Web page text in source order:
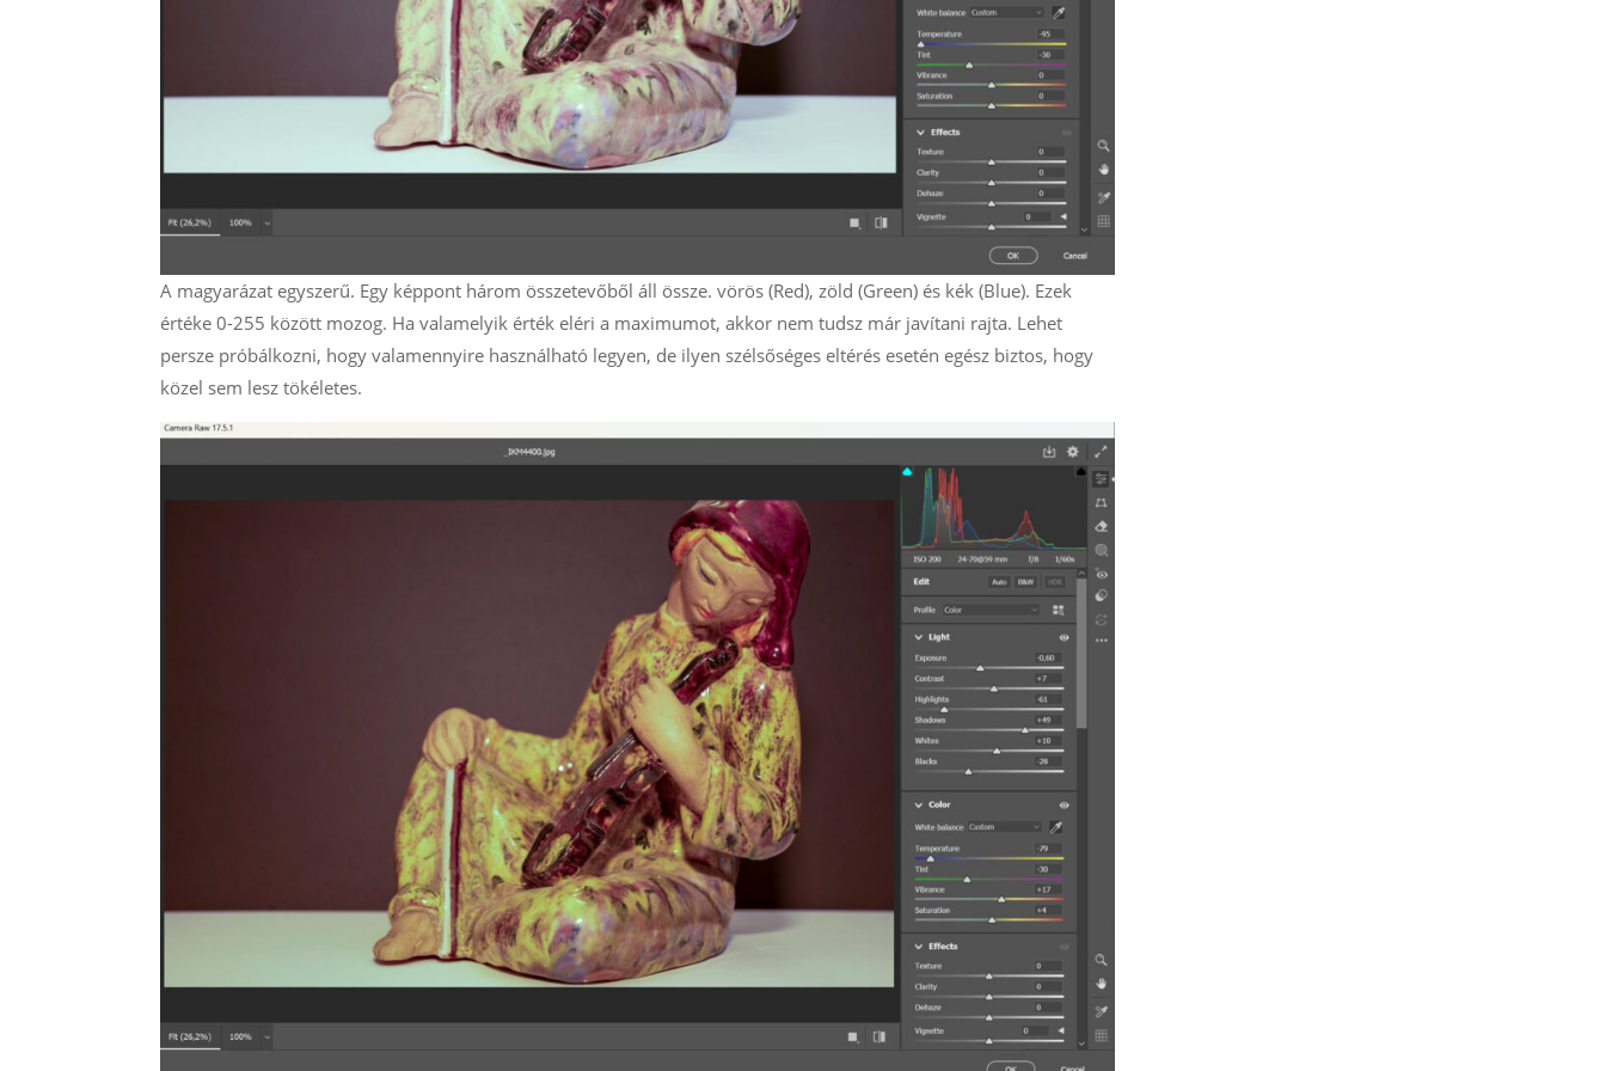
A magyarázat egyszerű. Egy képpont három összetevőből áll össze. vörös (Red), zöld (Green) és kék (Blue). Ezek
értéke 0-255 között mozog. Ha valamelyik érték eléri a maximumot, akkor nem tudsz már javítani rajta. Lehet
persze próbálkozni, hogy valamennyire használható legyen, de ilyen szélsőséges eltérés esetén egész biztos, hogy
közel sem lesz tökéletes.